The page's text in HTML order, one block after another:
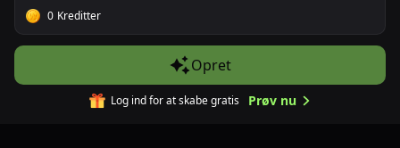
0 Kreditter
Opret
Log ind for at skabe gratis Prøv nu
Download fra